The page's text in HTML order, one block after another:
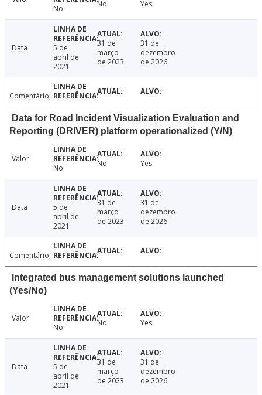
No
No Yes
Data
5 de
abril de
2021
31 de
março
de 2023
31 de
dezembro
de 2026
Comentário
Data for Road Incident Visualization Evaluation and
Reporting (DRIVER) platform operationalized (Y/N)
Valor
No
No Yes
Data
5 de
abril de
2021
31 de
março
de 2023
31 de
dezembro
de 2026
Comentário
Integrated bus management solutions launched
(Yes/No)
Valor
No
No Yes
Data
5 de
abril de
2021
31 de
março
de 2023
31 de
dezembro
de 2026